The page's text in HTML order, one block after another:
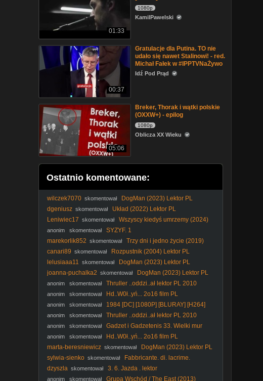
01:33
1080p
KamilPawelski
00:37
Gratulacje dla Putina. TO nie
udało się nawet Stalinowi! - red.
Michał Fałek w #IPPTVNaŻywo
Idź Pod Prąd
05:06
Breker, Thorak i wątki polskie
(OXXW+) - epilog
1080p
Oblicza XX Wieku
Ostatnio komentowane:
wilczek7070 skomentował
DogMan (2023) Lektor PL
dgeniusz skomentował
Układ (2022) Lektor PL
Leniwiec17 skomentował
Wszyscy kiedyś umrzemy (2024)
Lektor PL
anonim skomentował
SYZYF. 1
marekorlik852 skomentował
Trzy dni i jedno życie (2019)
Lektor PL
canari89 skomentował
Rozpustnik (2004) Lektor PL
lelusiaaa11 skomentował
DogMan (2023) Lektor PL
joanna-puchalka2 skomentował DogMan (2023) Lektor PL
anonim skomentował Thruller ..oddzi..ał lektor PL 2010
anonim skomentował Hd..W0ł..yń... 2o16 film PL
anonim skomentował
1984 [DC] [1080P] [BLURAY] [H264]
[AC3] [LEKTOR.pl] [NAPISY.pl. EN] [ENTER1973]
anonim skomentował Thruller ..oddzi..ał lektor PL 2010
anonim skomentował
Gadzet i Gadzetenis 33. Wielki mur
Oblivii
anonim skomentował
Hd..W0ł..yń... 2o16 film PL
marta-beresniewicz skomentował
DogMan (2023) Lektor PL
sylwia-sienko skomentował
Fabbricante. di. lacrime.
Rzeźbiarz. łez. 2024. Lektor.pl
dzyszla skomentował 3. 6. Jazda . lektor
anonim skomentował Grupa Wschód / The East (2013)